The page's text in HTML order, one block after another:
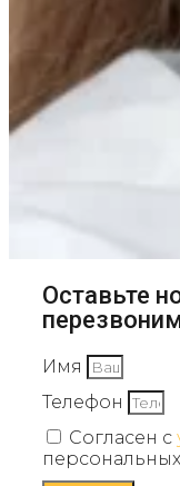
Оставьте
Имя
Телефон
Согласен с